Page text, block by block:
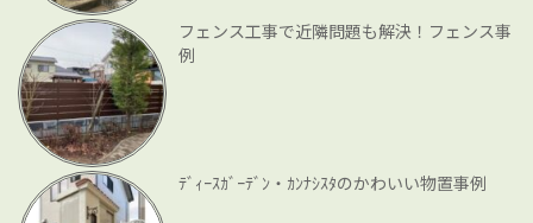
フェンス工事で近隣問題も解決！フェンス事
例
ﾃﾞｨｰｽｶﾞｰﾃﾞﾝ・ｶﾝﾅｼｽﾀのかわいい物置事例